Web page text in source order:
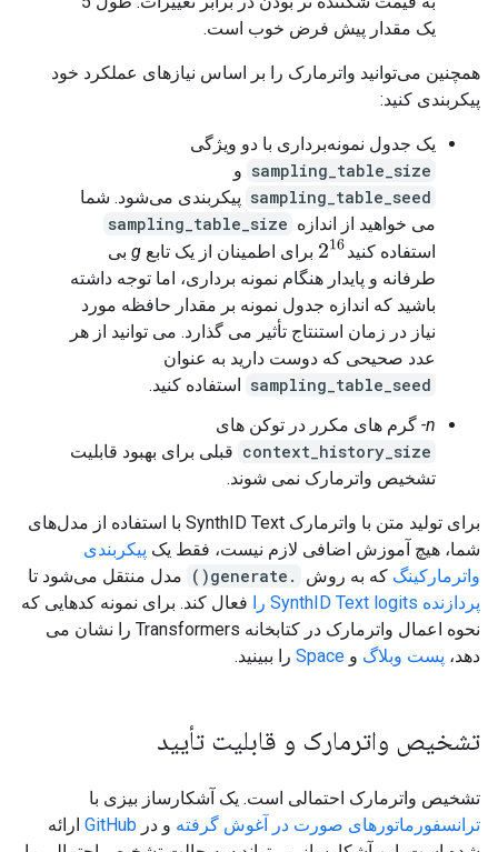
یک مقدار پیش فرض خوب است.
همچنین می‌توانید واترمارک را بر اساس نیازهای عملکرد خود
پیکربندی کنید:
یک جدول نمونه‌برداری با دو ویژگی
sampling_table_size و
sampling_table_seed پیکربندی می‌شود. شما
می خواهید از اندازه sampling_table_size
استفاده کنید
216 برای اطمینان از یک تابع gبی
طرفانه و پایدار هنگام نمونه برداری، اما توجه داشته
باشید که اندازه جدول نمونه بر مقدار حافظه مورد
نیاز در زمان استنتاج تأثیر می گذارد. می توانید از هر
عدد صحیحی که دوست دارید به عنوان
sampling_table_seed استفاده کنید.
n- گرم های مکرر در توکن های
context_history_size قبلی برای بهبود قابلیت
تشخیص واترمارک نمی شوند.
برای تولید متن با واترمارک SynthID Text با استفاده از مدل‌های
شما، هیچ آموزش اضافی لازم نیست، فقط یک پیکربندی
واترمارکینگ که به روش .generate()
مدل منتقل می‌شود تا
پردازنده SynthID Text logits را
فعال کند. برای نمونه کدهایی که
نحوه اعمال واترمارک در کتابخانه Transformers را نشان می
دهد، پست وبلاگ و Space را ببینید.
تشخیص واترمارک و قابلیت تأیید
تشخیص واترمارک احتمالی است. یک آشکارساز بیزی با
ترانسفورماتورهای صورت در آغوش گرفته و در GitHub ارائه